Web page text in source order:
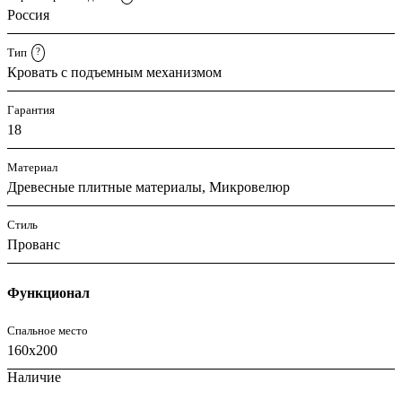
Россия
Тип ?
Кровать с подъемным механизмом
Гарантия
18
Материал
Древесные плитные материалы, Микровелюр
Стиль
Прованс
Функционал
Спальное место
160x200
Наличие